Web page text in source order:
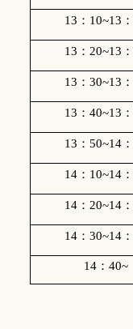
13 ： 10~13 ：
13 ： 20~13 ：
13 ： 30~13 ：
13 ： 40~13 ：
13 ： 50~14 ：
14 ： 10~14 ：
14 ： 20~14 ：
14 ： 30~14 ：
14： 40~